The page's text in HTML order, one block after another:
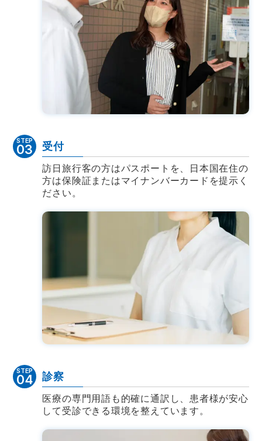
STEP
03 受付
訪日旅行客の方はパスポートを、日本国在住の
方は保険証またはマイナンバーカードを提示く
ださい。
STEP
04 診察
医療の専門用語も的確に通訳し、患者様が安心
して受診できる環境を整えています。